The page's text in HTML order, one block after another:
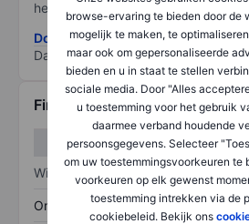
browse-ervaring te bieden door de
mogelijk te maken, te
maar ook om gepersonaliseerde
bieden en u in staat te stellen
sociale media. Door "Alles
u toestemming voor het gebruik
daarmee verband houdende
persoonsgegevens. Selecteer
om uw toestemmingsvoorkeuren te
voorkeuren op elk gewenst
toestemming intrekken via de
cookiebeleid. Bekijk ons
het grootste risico).
Download de ESG-
Data provided by
/
Financiële gegevens
Winst/verlies
Omzet